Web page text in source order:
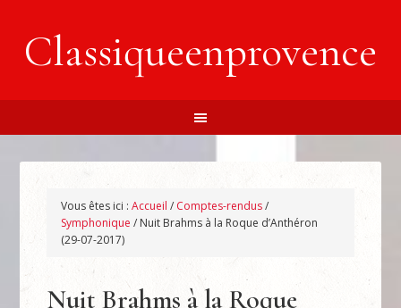
Classiqueenprovence
Vous êtes ici :Accueil / Comptes-rendus/
Symphonique / Nuit Brahms à la Roque d’Anthéron
(29-07-2017)
Nuit Brahms à la Roque